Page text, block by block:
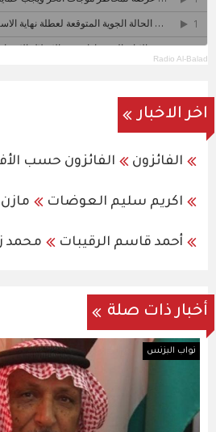
Radio Al-Balad
اخر الاخبار
الفائزون الفائزون حسب
اكريم سليم العوضات
أحمد قاسم الرقيبات محمد
أخبار ذات صلة
نواب البزنس